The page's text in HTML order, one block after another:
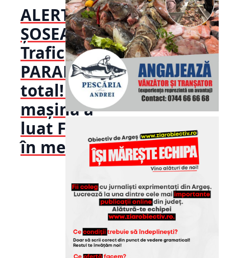
ALERTĂ pe
ȘOSEA!
Trafic
PARALIZAT
total! O
mașină a
luat FOC
în mers!